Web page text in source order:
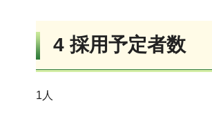
4 採用予定者数
1人